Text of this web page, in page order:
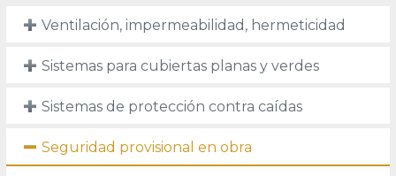
Ventilación, impermeabilidad, hermeticidad
Sistemas para cubiertas planas y verdes
Sistemas de protección contra caídas
Seguridad provisional en obra